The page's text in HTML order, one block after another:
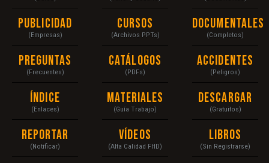
Publicidad
(Empresas)
Preguntas
(Frecuentes)
Índice
(Enlaces)
Reportar
(Notificar)
Cursos
(Archivos PPTs)
Catálogos
(PDFs)
Materiales
(Guía Trabajo)
Vídeos
(Alta Calidad FHD)
Documentales
(Completos)
Accidentes
(Peligros)
Descargar
(Gratuitos)
Libros
(Sin Registrarse)